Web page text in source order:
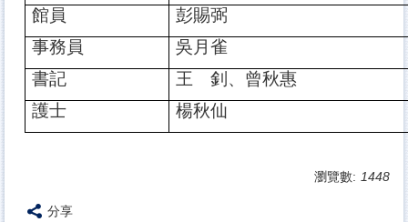
館員
彭賜弼
事務員
吳月雀
書記
王 釗、曾秋惠
護士
楊秋仙
瀏覽數: 1448
分享